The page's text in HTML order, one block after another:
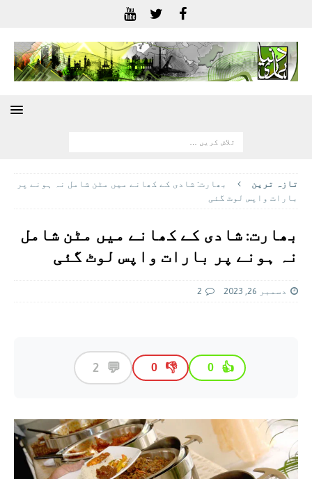
تازہ ترين
بھارت: شادی کے کھانے میں مٹن شامل نہ ہونے پر
بارات واپس لوٹ گئی
بھارت: شادی کے کھانے میں مٹن شامل
نہ ہونے پر بارات واپس لوٹ گئی
دسمبر 26, 2023 2
👍
0
👎
0
💬
2